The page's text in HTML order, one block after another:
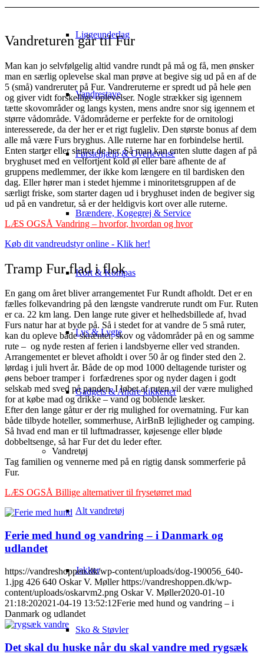
Liggeunderlag
Vandrestave
Førstehjælp & Overlevelse
Brændere, Kogegrej & Service
Kort & Kompas
Lys & Lygte
Gadgets & Andre kikkerter
Vandretøj
Alt vandretøj
Jakker
Sko & Støvler
Vandreturen går til Fur
Man kan jo selvfølgelig altid vandre rundt på må og få, men ønsker
man en særlig oplevelse skal man prøve at begive sig ud på en af de
5 (små) vandreruter på Fur. Vandreruterne er spredt ud på hele øen
og giver vidt forskellige oplevelser. Nogle strækker sig igennem
tætte skovområder og langs kysten, mens andre snor sig igennem et
større vådområde. Vådområderne er perfekte for de ornitologi
interesserede, da der her er et rigt fugleliv. Den største bonus af dem
alle må være Furs bryghus. Alle ruterne har en forbindelse hertil.
Enten starter eller slutter de her. Så man kan enten slutte dagen af på
bryghuset med en velfortjent kold øl eller bare afhente de af
gruppens medlemmer, der ikke kom længere en til bardisken den
dag. Eller hører man i stedet hjemme i minoritetsgruppen af de
særligt friske, som starter dagen ud i bryghuset inden de begiver sig
ud på en vandretur, så er der heldigvis kort over alle ruterne.
LÆS OGSÅ Vandring – hvorfor, hvordan og hvor
Køb dit vandreudstyr online - Klik her!
Tramp Fur flad i flok
En gang om året bliver arrangementet Fur Rundt afholdt. Det er en
fælles folkevandring på den længste vandrerute rundt om Fur. Ruten
er ca. 22 km lang. Den lange rute giver et helhedsbillede af, hvad
Furs natur har at byde på. Så i stedet for at vandre de 5 små ruter,
kan du opleve både skrænter, skov og vådområder på en og samme
rute – og nyde resten af ferien i landsbyerne eller ved stranden.
Arrangementet er blevet afholdt i over 50 år og finder sted den 2.
lørdag i juli hvert år. Både de op mod 1000 deltagende turister og
øens beboer tramper i forfædrenes spor og nyder dagen i godt
selskab med sved på panden. I løbet af ruten vil der være mulighed
for at købe mad og drikke – vand og boblende læsker.
Efter den lange gåtur er der rig mulighed for overnatning. Fur kan
både tilbyde hoteller, sommerhuse, AirBnB lejligheder og camping.
Så hvad end man er til luftmadrasser, køjesenge eller bløde
dobbeltsenge, så har Fur det du leder efter.
Tag familien og vennerne med på en rigtig dansk sommerferie på
Fur.
LÆS OGSÅ Billige alternativer til frysetørret mad
Ferie med hund og vandring – i Danmark og
udlandet
https://vandreshoppen.dk/wp-content/uploads/dog-190056_640-
1.jpg 426 640 Oskar V. Møller https://vandreshoppen.dk/wp-
content/uploads/oskarvm2.png Oskar V. Møller2020-01-10
21:18:202021-04-19 13:52:12Ferie med hund og vandring – i
Danmark og udlandet
Det skal du huske når du skal vandre med rygsæk